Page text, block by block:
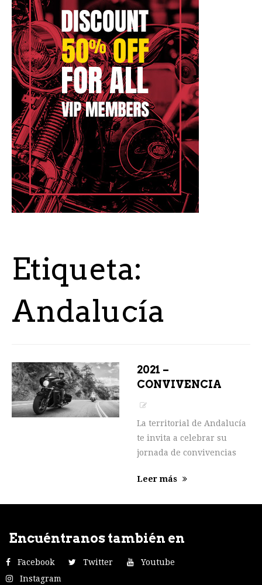
Etiqueta:
Andalucía
2021 –
CONVIVENCIA
La territorial de Andalucía
te invita a celebrar su
jornada de convivencias
Leer más
Encuéntranos también en
Facebook Twitter
Youtube
Instagram